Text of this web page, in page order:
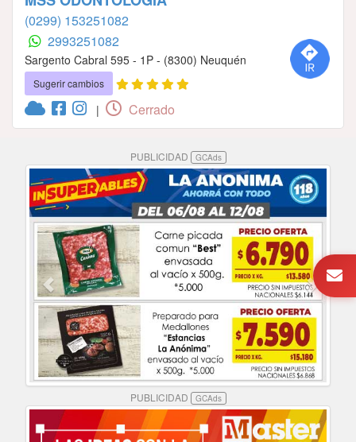
(0299) 153251082
2993251082
Sargento Cabral 595 - 1P - (8300) Neuquén
Sugerir cambios
| Cerrado
PUBLICIDAD GCAds
PUBLICIDAD GCAds